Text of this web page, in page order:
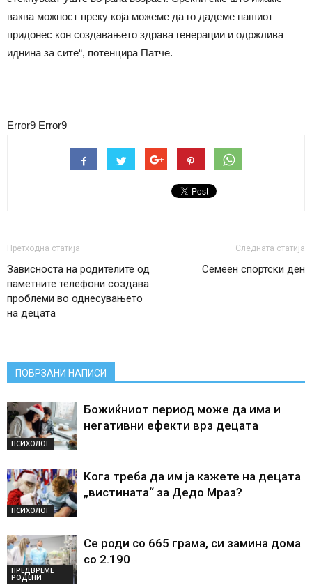
ваква можност преку која можеме да го дадеме нашиот
придонес кон создавањето здрава генерации и одржлива
иднина за сите“, потенцира Патче.
Error9 Error9
Претходна статија
Зависноста на родителите од
паметните телефони создава
проблеми во однесувањето
на децата
Следната статија
Семеен спортски ден
ПОВРЗАНИ НАПИСИ
ПСИХОЛОГ
Божиќниот период може да има и
негативни ефекти врз децата
ПСИХОЛОГ
Кога треба да им ја кажете на децата
„вистината“ за Дедо Мраз?
ПРЕДВРЕМЕ
РОДЕНИ
Се роди со 665 грама, си замина дома
со 2.190